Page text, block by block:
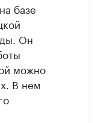
базе
Он
можно
В нем